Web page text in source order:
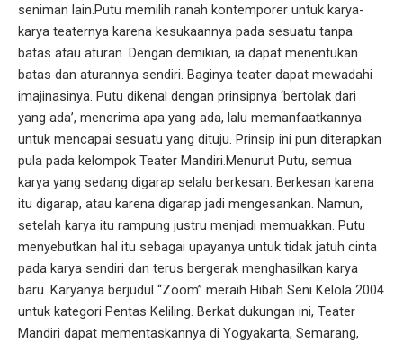
seniman lain.Putu memilih ranah kontemporer untuk karya-
karya teaternya karena kesukaannya pada sesuatu tanpa
batas atau aturan. Dengan demikian, ia dapat menentukan
batas dan aturannya sendiri. Baginya teater dapat mewadahi
imajinasinya. Putu dikenal dengan prinsipnya ‘bertolak dari
yang ada’, menerima apa yang ada, lalu memanfaatkannya
untuk mencapai sesuatu yang dituju. Prinsip ini pun diterapkan
pula pada kelompok Teater Mandiri.Menurut Putu, semua
karya yang sedang digarap selalu berkesan. Berkesan karena
itu digarap, atau karena digarap jadi mengesankan. Namun,
setelah karya itu rampung justru menjadi memuakkan. Putu
menyebutkan hal itu sebagai upayanya untuk tidak jatuh cinta
pada karya sendiri dan terus bergerak menghasilkan karya
baru. Karyanya berjudul “Zoom” meraih Hibah Seni Kelola 2004
untuk kategori Pentas Keliling. Berkat dukungan ini, Teater
Mandiri dapat mementaskannya di Yogyakarta, Semarang,